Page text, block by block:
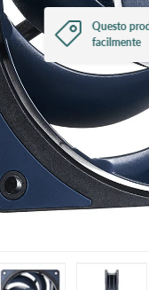
Questo
facilmente